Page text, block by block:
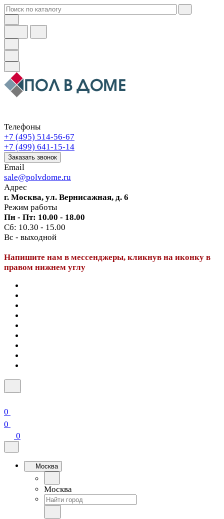
Телефоны
+7 (495) 514-56-67
+7 (499) 641-15-14
Заказать звонок
Email
sale@polvdome.ru
Адрес
г. Москва, ул. Вернисажная, д. 6
Режим работы
Пн - Пт: 10.00 - 18.00
Сб: 10.30 - 15.00
Вс - выходной
Напишите нам в мессенджеры, кликнув на иконку в
правом нижнем углу
0
0
0
Москва
Москва